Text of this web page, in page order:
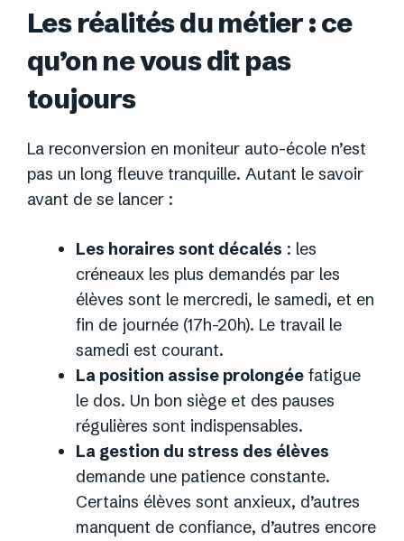
Les réalités du métier : ce
qu’on ne vous dit pas
toujours
La reconversion en moniteur auto-école n’est
pas un long fleuve tranquille. Autant le savoir
avant de se lancer :
Les horaires sont décalés : les
créneaux les plus demandés par les
élèves sont le mercredi, le samedi, et en
fin de journée (17h-20h). Le travail le
samedi est courant.
La position assise prolongée fatigue
le dos. Un bon siège et des pauses
régulières sont indispensables.
La gestion du stress des élèves
demande une patience constante.
Certains élèves sont anxieux, d’autres
manquent de confiance, d’autres encore